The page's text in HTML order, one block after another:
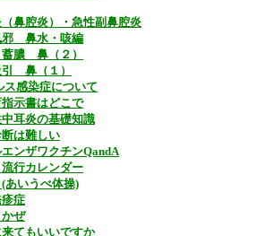
鼻腔炎）・急性副鼻腔炎
邪 鼻水・咳編
蓄膿 鼻（２）
鼻（１）
ス感染症について
示書はどこで
耳炎の基礎知識
は難しい
ンザワクチンQandA
行カレンダー
あいうべ体操)
症
ぜ
てもいいですか